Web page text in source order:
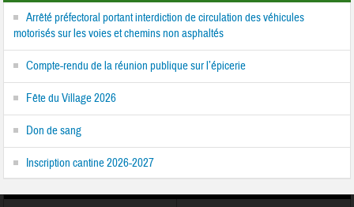
Arrêté préfectoral portant interdiction de circulation des véhicules
motorisés sur les voies et chemins non asphaltés
Compte-rendu de la réunion publique sur l’épicerie
Fête du Village 2026
Don de sang
Inscription cantine 2026-2027